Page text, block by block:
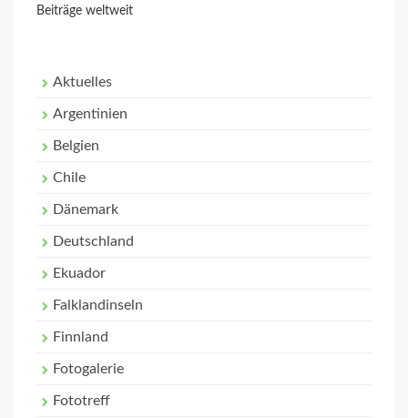
Beiträge weltweit
Aktuelles
Argentinien
Belgien
Chile
Dänemark
Deutschland
Ekuador
Falklandinseln
Finnland
Fotogalerie
Fototreff